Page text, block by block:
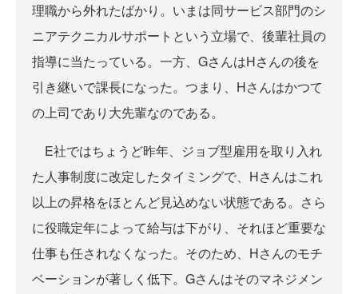
理職から外れたばかり。いまは同サービス部門のシ
ニアテクニカルサポートという立場で、後輩社員の
指導に当たっている。一方、GさんはHさんの後を
引き継いで課長になった。つまり、Hさんはかつて
の上司であり大先輩なのである。
E社ではちょうど昨年、ジョブ型雇用を取り入れ
た人事制度に改定したタイミングで、Hさんはこれ
以上の昇格をほとんど見込めない状態である。さら
に役職定年によって給与は下がり、それほど重要な
仕事も任されなくなった。そのため、Hさんのモチ
ベーションが著しく低下。Gさんはそのマネジメン